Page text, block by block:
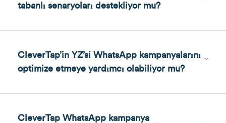
tabanlı senaryoları destekliyor mu?
CleverTap’in YZ’si WhatsApp kampanyalarını
optimize etmeye yardımcı olabiliyor mu?
CleverTap WhatsApp kampanya